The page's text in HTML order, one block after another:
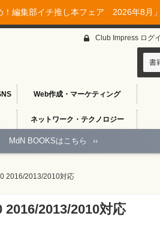
！編集部イチ推し本フェア 2026年8月
Web作成・マーケティング
ネットワーク・テクノロジー
Club Impress ログ
書
MdN BOOKSはこちら ››
2016/2013/2010対応
2013/2010対応